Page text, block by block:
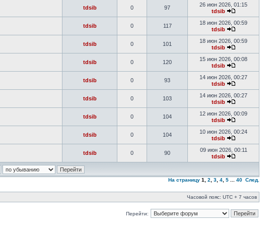
tdsib 0 97
26 июн 2026, 01:15
tdsib
tdsib 0 117
18 июн 2026, 00:59
tdsib
tdsib 0 101
18 июн 2026, 00:59
tdsib
tdsib 0 120
15 июн 2026, 00:08
tdsib
tdsib 0 93
14 июн 2026, 00:27
tdsib
tdsib 0 103
14 июн 2026, 00:27
tdsib
tdsib 0 104
12 июн 2026, 00:09
tdsib
tdsib 0 104
10 июн 2026, 00:24
tdsib
tdsib 0 90
09 июн 2026, 00:11
tdsib
На страницу 1 2 3 4 5 40 След.
Часовой пояс: UTC + 7 часов
Перейти: